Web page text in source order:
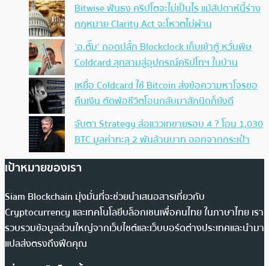
Bitwise ฟันธง คริปโตจะไม่เป็นไร แม้สัปดาห์นี้ร่าง
กฎหมาย Clarity Act จะโหวตไม่ผ่าน
‘อ.ตั๊ม’ ถอดปลั้ก Blockclock เก็บเข้าตู้ หวั่นพิษ
Coldcard ลุกลามสู่อุปกรณ์คริปโทฯ ในบ้าน
เหยื่อ Coldcard ใช้ Bitcoin ส่งข้อความหาโจรขอ
คืนเงิน ตัดพ้อชีวิตโอนกลับมาสักนิดก็ยังดี
จับตา Strategy ส่อแววเทขายรอบ 4 ? โอน 1,030
BTC มูลค่าทะลุ 2 พันล้านบาท ออกจากกระเป๋า
เป้าหมายของเรา
Siam Blockchain มุ่งมั่นที่จะช่วยนำเสนอสารเกี่ยวกับ
Cryptocurrency และเทคโนโลยีบล็อกเชนเพื่อคนไทย ในภาษาไทย เรา
รวบรวมข้อมูลส่วนใหญ่จากเว็บไซต์และเว็บบอร์ดต่างประเทศและนำมา
แปลส่งตรงถึงฟีดคุณ